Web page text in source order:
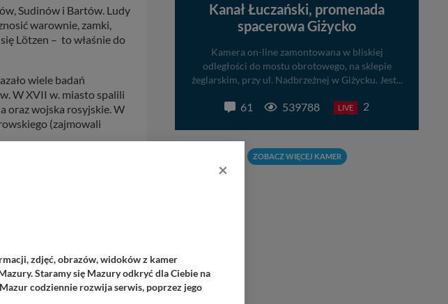
Sudinów i Bartów. Ludy
warownie, zamki,
Lötzen – to właśnie do
wiele badań
W XVII w. miasto spalili
oraz wojska rosyjskie. W
(zajmowali
Twierdzy Boyen.
von Hindenburga,
regeneracji
fizycznej. W
wkroczenia Armii
a plądrowanie i palenie
„poniemiecki” Lötzen
– Giżyckiem.
targowiska miejskiego
Kanał Łuczański, promenada
spacerowa Giżycko
Kamera on-line zamontowana w bliskiej
odległości do mostu obrotowego, na sklepie
żeglarskim, przy ul. Nadbrzeżnej w Giżycku. Jest...
61 539788 LIVE 2
ZOBACZ WIĘCEJ KAMER
×
zdjęć, obrazów, widoków z kamer
Staramy się Mazury odkryć dla Ciebie na
codziennie rozwija serwis, poprzez jego